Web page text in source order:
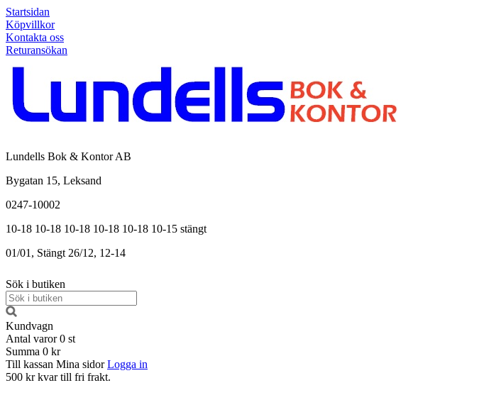
Startsidan
Köpvillkor
Kontakta oss
Returansökan
Lundells Bok & Kontor AB
Bygatan 15, Leksand
0247-10002
10-18 10-18 10-18 10-18 10-18 10-15 stängt
01/01, Stängt 26/12, 12-14
Sök i butiken
Kundvagn
Antal varor 0 st
Summa 0 kr
Till kassan Mina sidor Logga in
500 kr kvar till fri frakt.